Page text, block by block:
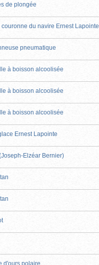
de plongée
couronne du navire Ernest Lapointe
pneumatique
à boisson alcoolisée
à boisson alcoolisée
à boisson alcoolisée
Ernest Lapointe
Elzéar Bernier)
d'ours polaire